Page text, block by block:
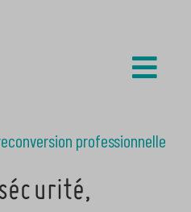
professionnelle